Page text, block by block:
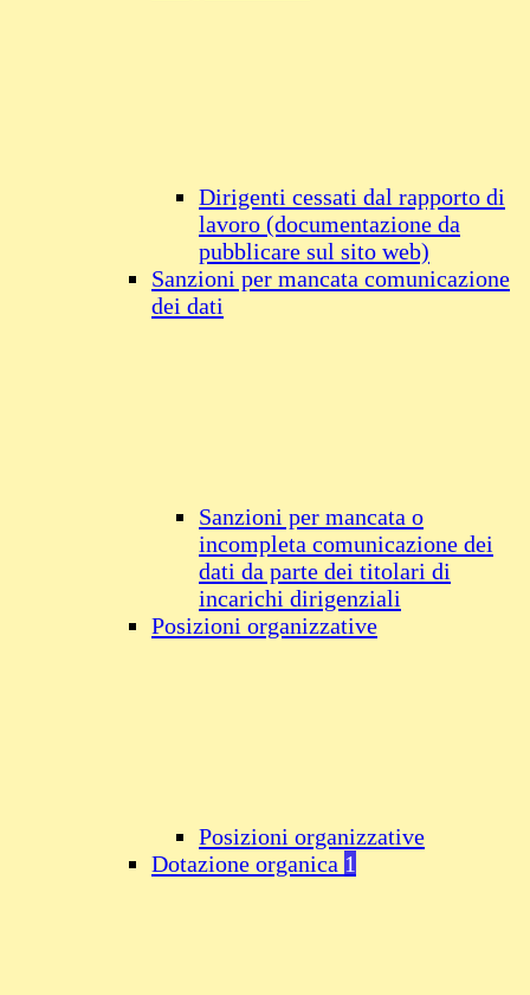
Dirigenti cessati dal rapporto di
lavoro (documentazione da
pubblicare sul sito web)
Sanzioni per mancata comunicazione
dei dati
Sanzioni per mancata o
incompleta comunicazione dei
dati da parte dei titolari di
incarichi dirigenziali
Posizioni organizzative
Posizioni organizzative
Dotazione organica 1